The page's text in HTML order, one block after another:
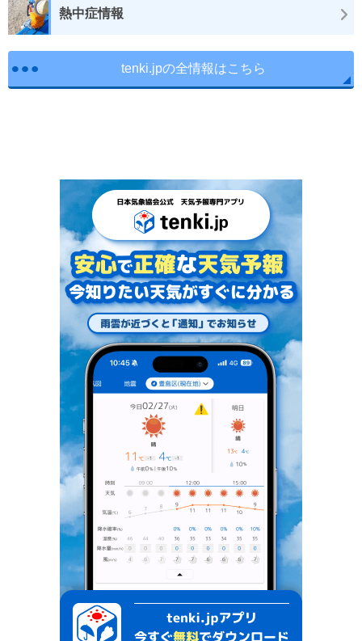
熱中症情報
tenki.jpの全情報はこちら